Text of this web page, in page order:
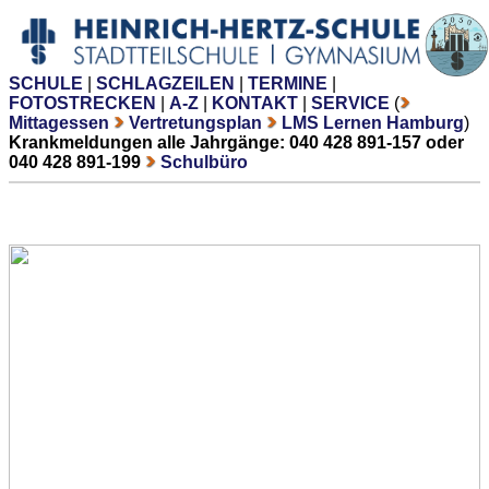
SCHULE SCHLAGZEILEN TERMINE
FOTOSTRECKEN
A-Z KONTAKT SERVICE (
Mittagessen
Vertretungsplan LMS Lernen Hamburg)
Krankmeldungen alle Jahrgänge: 040 428 891-157 oder
040 428 891-199
Schulbüro